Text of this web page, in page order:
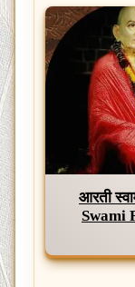
आरती
Swami